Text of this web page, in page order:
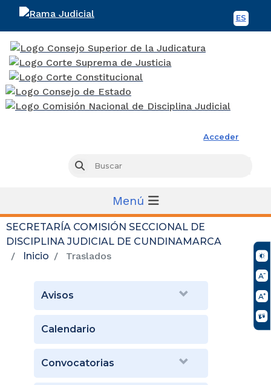
ES
Acceder
Buscar
Menú
SECRETARÍA COMISIÓN SECCIONAL DE
DISCIPLINA JUDICIAL DE CUNDINAMARCA
Inicio
Traslados
Avisos
Calendario
Convocatorias